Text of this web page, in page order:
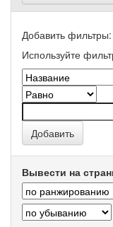
Добавить фильтры:
Используйте
Вывести на